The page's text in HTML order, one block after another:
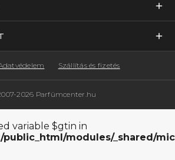
2026 Parfümcenter.hu
Szállítás és fizetés
variable $gtin in
public_html/modules/_shared/